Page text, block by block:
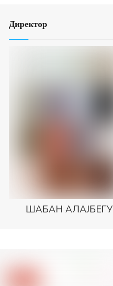
Директор
ШАБАН АЛАЈБЕГУ